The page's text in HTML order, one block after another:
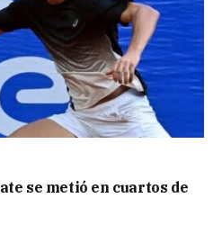
se metió en cuartos de